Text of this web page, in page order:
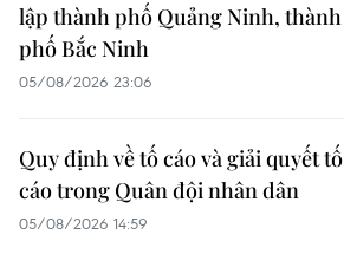
lập thành phố Quảng Ninh, thành
phố Bắc Ninh
05/08/2026 23:06
Quy định về tố cáo và giải quyết tố
cáo trong Quân đội nhân dân
05/08/2026 14:59